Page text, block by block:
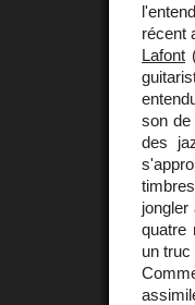
récent
Lafont
son de
des
quatre
un